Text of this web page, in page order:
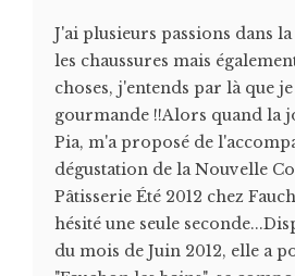
J'ai plusieurs passions dans
les chaussures mais
choses, j'entends par là que
gourmande !!Alors quand la
Pia, m'a proposé de
dégustation de la Nouvelle
Pâtisserie Été 2012 chez
hésité une seule
du mois de Juin 2012, elle a